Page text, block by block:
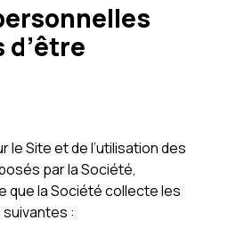
le Site et de l’utilisation des
par la Société,
que la Société collecte les
: